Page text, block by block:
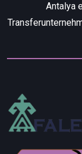
Antalya